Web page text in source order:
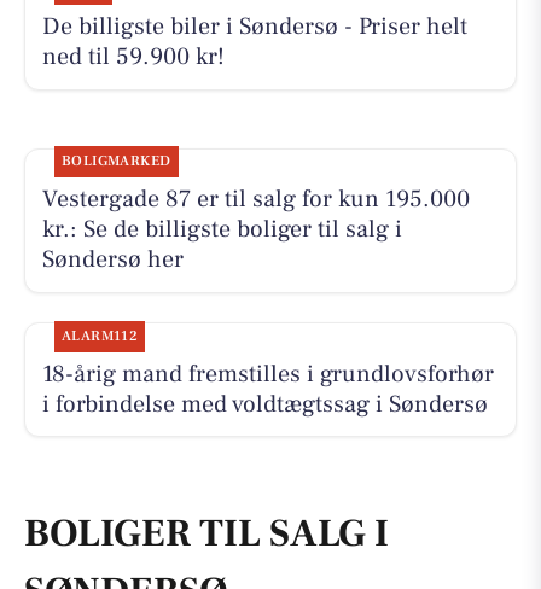
De billigste biler i Søndersø - Priser helt
ned til 59.900 kr!
BOLIGMARKED
Vestergade 87 er til salg for kun 195.000
kr.: Se de billigste boliger til salg i
Søndersø her
ALARM112
18-årig mand fremstilles i grundlovsforhør
i forbindelse med voldtægtssag i Søndersø
BOLIGER TIL SALG I